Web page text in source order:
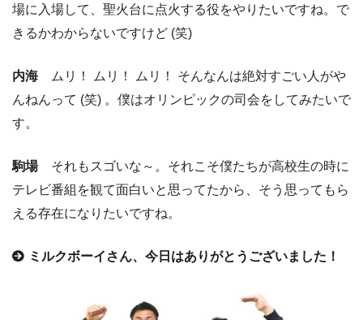
場に入場して、聖火台に点火する役をやりたいですね。で
きるかわからないですけど (笑)
内海 ムリ！ ムリ！ ムリ！ そんなんは絶対すごい人がや
んねんって (笑) 。僕はオリンピックの司会をしてみたいで
す。
駒場それもスゴいな～。それこそ僕たちが高校生の時に
テレビ番組を観て面白いと思ってたから、そう思ってもら
える存在になりたいですね。
ミルクボーイさん、今日はありがとうございました！